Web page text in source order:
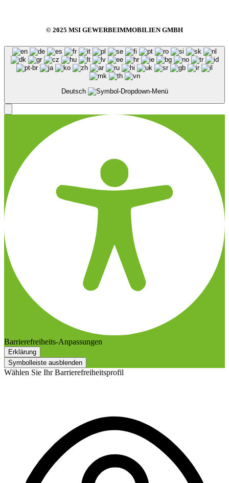
© 2025 MSI GEWERBEIMMOBILIEN GMBH
Deutsch
Barrierefreiheits-Anpassungen
Erklärung
Symbolleiste ausblenden
Wählen Sie Ihr Barrierefreiheitsprofil